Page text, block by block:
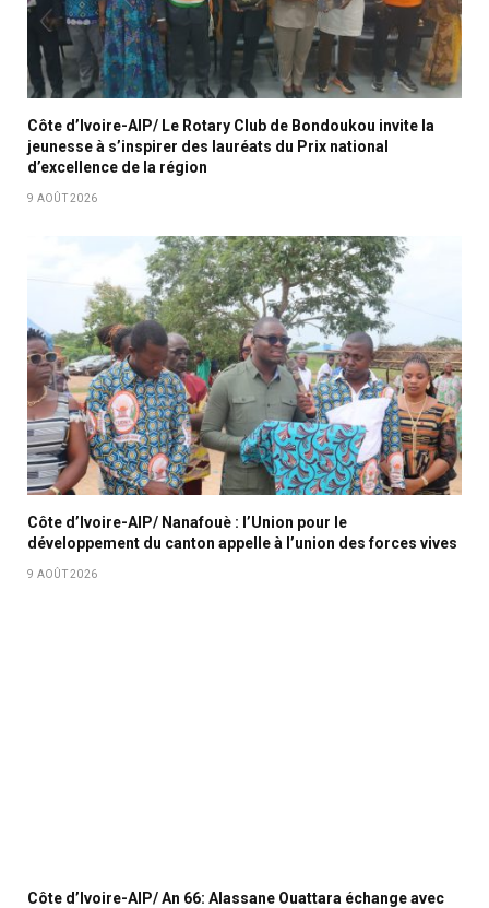
Côte d’Ivoire-AIP/ Le Rotary Club de Bondoukou invite la
jeunesse à s’inspirer des lauréats du Prix national
d’excellence de la région
9 AOÛT 2026
Côte d’Ivoire-AIP/ Nanafouè : l’Union pour le
développement du canton appelle à l’union des forces vives
9 AOÛT 2026
Côte d’Ivoire-AIP/ An 66: Alassane Ouattara échange avec